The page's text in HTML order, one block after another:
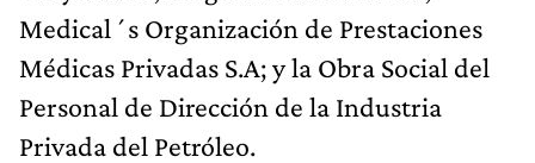
Medical´s Organización de Prestaciones
Médicas Privadas S.A; y la Obra Social del
Personal de Dirección de la Industria
Privada del Petróleo.